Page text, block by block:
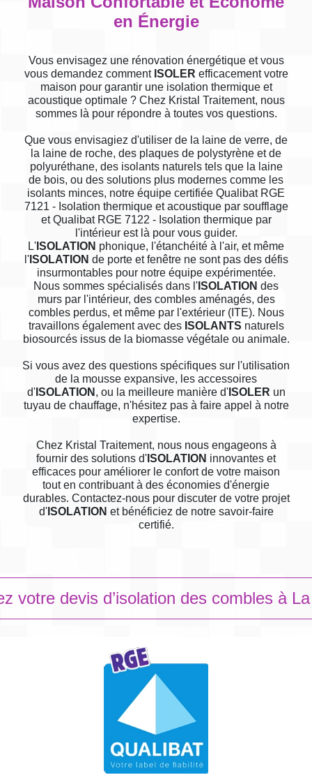
en Énergie
Vous envisagez une rénovation énergétique et vous
vous demandez comment ISOLER efficacement votre
maison pour garantir une isolation thermique et
acoustique optimale ? Chez Kristal Traitement, nous
sommes là pour répondre à toutes vos questions.
Que vous envisagiez d'utiliser de la laine de verre, de
la laine de roche, des plaques de polystyrène et de
polyuréthane, des isolants naturels tels que la laine
de bois, ou des solutions plus modernes comme les
isolants minces, notre équipe certifiée Qualibat RGE
7121 - Isolation thermique et acoustique par soufflage
et Qualibat RGE 7122 - Isolation thermique par
l'intérieur est là pour vous guider.
L' ISOLATION phonique, l'étanchéité à l'air, et même
l'ISOLATION de porte et fenêtre ne sont pas des défis
insurmontables pour notre équipe expérimentée.
Nous sommes spécialisés dans l' ISOLATION des
murs par l'intérieur, des combles aménagés, des
combles perdus, et même par l'extérieur (ITE). Nous
travaillons également avec des ISOLANTS naturels
biosourcés issus de la biomasse végétale ou animale.
Si vous avez des questions spécifiques sur l'utilisation
de la mousse expansive, les accessoires
d'ISOLATION , ou la meilleure manière d'ISOLER un
tuyau de chauffage, n'hésitez pas à faire appel à notre
expertise.
Chez Kristal Traitement, nous nous engageons à
fournir des solutions d' ISOLATION innovantes et
efficaces pour améliorer le confort de votre maison
tout en contribuant à des économies d'énergie
durables. Contactez-nous pour discuter de votre projet
d'ISOLATION et bénéficiez de notre savoir-faire
certifié.
votre devis d’isolation des combles à